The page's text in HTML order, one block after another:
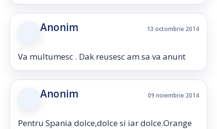
Anonim 13 octombrie 2014
Va multumesc . Dak reusesc am sa va anunt
Anonim 09 noiembrie 2014
Pentru Spania dolce,dolce si iar dolce.Orange